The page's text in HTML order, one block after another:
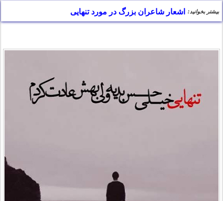
بیشتر بخوانید: اشعار شاعران بزرگ در مورد تنهایی